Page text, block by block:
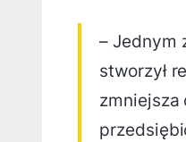
– Jednym
stworzył
zmniejsza